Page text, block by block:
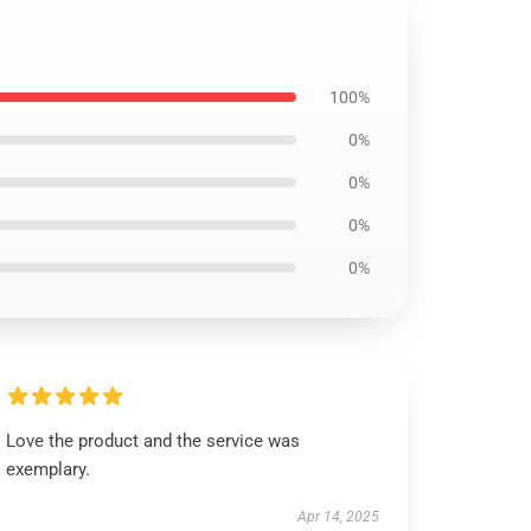
100%
0%
0%
0%
0%
Love the product and the service was
exemplary.
Apr 14, 2025